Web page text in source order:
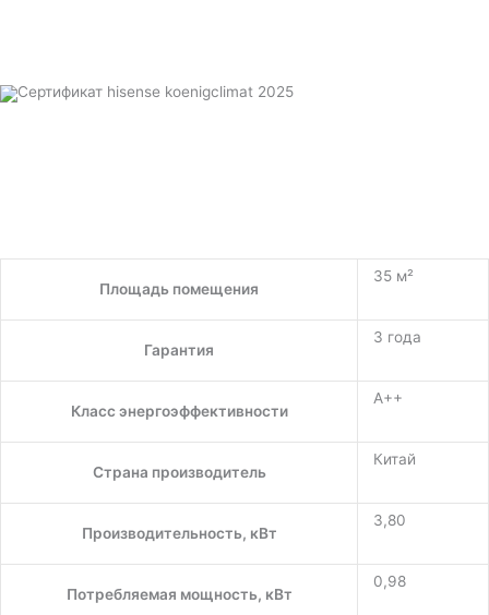
Площадь помещения
35 м²
Гарантия
3 года
Класс энергоэффективности
A++
Страна производитель
Китай
Производительность, кВт
3,80
Потребляемая мощность, кВт
0,98